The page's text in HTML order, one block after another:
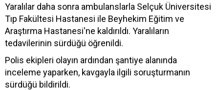
Yaralılar daha sonra ambulanslarla Selçuk Üniversitesi
Tıp Fakültesi Hastanesi ile Beyhekim Eğitim ve
Araştırma Hastanesi'ne kaldırıldı. Yaralıların
tedavilerinin sürdüğü öğrenildi.
Polis ekipleri olayın ardından şantiye alanında
inceleme yaparken, kavgayla ilgili soruşturmanın
sürdüğü bildirildi.